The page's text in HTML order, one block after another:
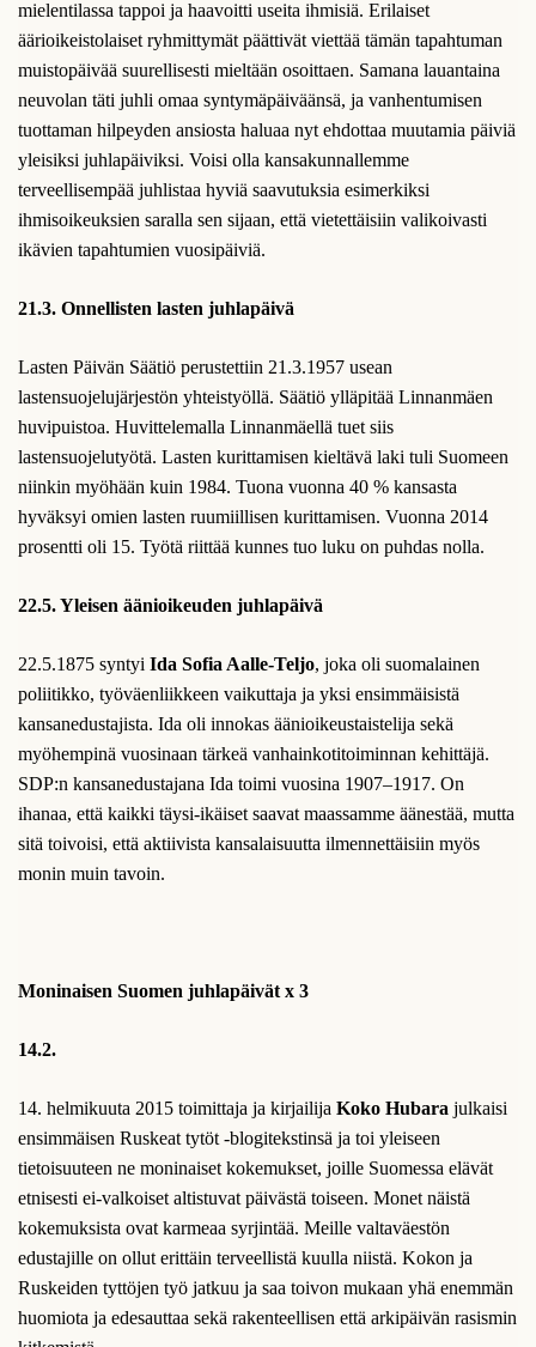
mielentilassa tappoi ja haavoitti useita ihmisiä. Erilaiset
äärioikeistolaiset ryhmittymät päättivät viettää tämän tapahtuman
muistopäivää suurellisesti mieltään osoittaen. Samana lauantaina
neuvolan täti juhli omaa syntymäpäiväänsä, ja vanhentumisen
tuottaman hilpeyden ansiosta haluaa nyt ehdottaa muutamia päiviä
yleisiksi juhlapäiviksi. Voisi olla kansakunnallemme
terveellisempää juhlistaa hyviä saavutuksia esimerkiksi
ihmisoikeuksien saralla sen sijaan, että vietettäisiin valikoivasti
ikävien tapahtumien vuosipäiviä.
21.3. Onnellisten lasten juhlapäivä
Lasten Päivän Säätiö perustettiin 21.3.1957 usean
lastensuojelujärjestön yhteistyöllä. Säätiö ylläpitää Linnanmäen
huvipuistoa. Huvittelemalla Linnanmäellä tuet siis
lastensuojelutyötä. Lasten kurittamisen kieltävä laki tuli Suomeen
niinkin myöhään kuin 1984. Tuona vuonna 40 % kansasta
hyväksyi omien lasten ruumiillisen kurittamisen. Vuonna 2014
prosentti oli 15. Työtä riittää kunnes tuo luku on puhdas nolla.
22.5. Yleisen äänioikeuden juhlapäivä
22.5.1875 syntyi Ida Sofia Aalle-Teljo, joka oli suomalainen
poliitikko, työväenliikkeen vaikuttaja ja yksi ensimmäisistä
kansanedustajista. Ida oli innokas äänioikeustaistelija sekä
myöhempinä vuosinaan tärkeä vanhainkotitoiminnan kehittäjä.
SDP:n kansanedustajana Ida toimi vuosina 1907–1917. On
ihanaa, että kaikki täysi-ikäiset saavat maassamme äänestää, mutta
sitä toivoisi, että aktiivista kansalaisuutta ilmennettäisiin myös
monin muin tavoin.
Moninaisen Suomen juhlapäivät x 3
14.2.
14. helmikuuta 2015 toimittaja ja kirjailija Koko Hubara julkaisi
ensimmäisen Ruskeat tytöt -blogitekstinsä ja toi yleiseen
tietoisuuteen ne moninaiset kokemukset, joille Suomessa elävät
etnisesti ei-valkoiset altistuvat päivästä toiseen. Monet näistä
kokemuksista ovat karmeaa syrjintää. Meille valtaväestön
edustajille on ollut erittäin terveellistä kuulla niistä. Kokon ja
Ruskeiden tyttöjen työ jatkuu ja saa toivon mukaan yhä enemmän
huomiota ja edesauttaa sekä rakenteellisen että arkipäivän rasismin